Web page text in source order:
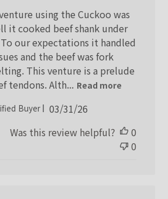
using the Cuckoo was
it cooked beef shank under
our expectations it handled
and the beef was fork
This venture is a prelude
tendons. Alth... Read more
Buyer
Published
03/31/26
Was this review helpful?
0
0